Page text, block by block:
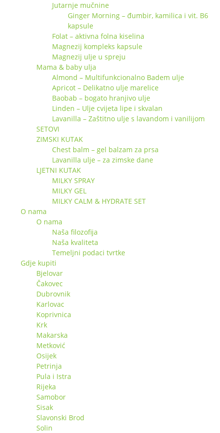
Jutarnje mučnine
Ginger Morning – đumbir, kamilica i vit. B6
kapsule
Folat – aktivna folna kiselina
Magnezij kompleks kapsule
Magnezij ulje u spreju
Mama & baby ulja
Almond – Multifunkcionalno Badem ulje
Apricot – Delikatno ulje marelice
Baobab – bogato hranjivo ulje
Linden – Ulje cvijeta lipe i skvalan
Lavanilla – Zaštitno ulje s lavandom i vanilijom
SETOVI
ZIMSKI KUTAK
Chest balm – gel balzam za prsa
Lavanilla ulje – za zimske dane
LJETNI KUTAK
MILKY SPRAY
MILKY GEL
MILKY CALM & HYDRATE SET
O nama
O nama
Naša filozofija
Naša kvaliteta
Temeljni podaci tvrtke
Gdje kupiti
Bjelovar
Čakovec
Dubrovnik
Karlovac
Koprivnica
Krk
Makarska
Metković
Osijek
Petrinja
Pula i Istra
Rijeka
Samobor
Sisak
Slavonski Brod
Solin